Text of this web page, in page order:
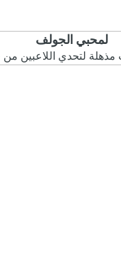
لمحبي الجولف
مذهلة لتحدي اللاعبين